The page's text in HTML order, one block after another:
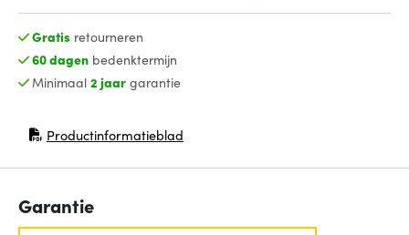
Gratis retourneren
60 dagenbedenktermijn
Minimaal 2 jaargarantie
Productinformatieblad
(opent in nieuw venster)
Garantie